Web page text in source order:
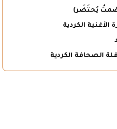
يُحتَضَر)
الكردية
الصحافة الكردية